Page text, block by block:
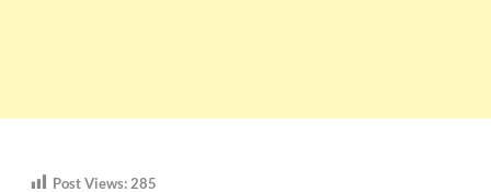
Post Views: 285